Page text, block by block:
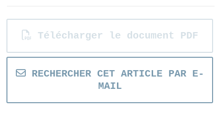
Télécharger le document PDF
RECHERCHER CET ARTICLE PAR E-
MAIL